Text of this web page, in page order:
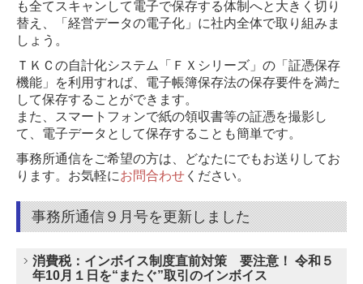
も全てスキャンして電子で保存する体制へと大きく切り
替え、
「経営データの電子化」に社内全体で取り組みま
しょう。
ＴＫＣの自計化システム「ＦＸシリーズ」の「証憑保存
機能」を利用すれば、電子帳簿保存法の保存要件を満た
して保存することができます。
また、スマートフォンで紙の領収書等の証憑を撮影し
て、電子データとして保存することも簡単です。
事務所通信をご希望の方は、どなたにでもお送りしてお
ります。 お気軽にお問合わせ ください。
事務所通信９月号を更新しました
消費税：インボイス制度直前対策 要注意！ 令和５
年10月１日を“またぐ”取引のインボイス